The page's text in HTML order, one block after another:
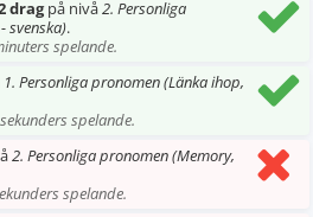
dragpå nivå2. Personliga
svenska).
spelande.
1. Personliga pronomen (Länka ihop,
spelande.
2. Personliga pronomen (Memory,
spelande.